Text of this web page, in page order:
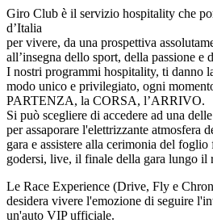
Giro Club è il servizio hospitality che
d’Italia
per vivere, da una prospettiva
all’insegna dello sport, della passione e
I nostri programmi hospitality, ti danno
modo unico e privilegiato, ogni
PARTENZA, la CORSA, l’ARRIVO.
Si può scegliere di accedere ad una
per assaporare l'elettrizzante atmosfera
gara e assistere alla cerimonia del
godersi, live, il finale della gara lungo il
Le Race Experience (Drive, Fly e
desidera vivere l'emozione di seguire
un'auto VIP ufficiale.